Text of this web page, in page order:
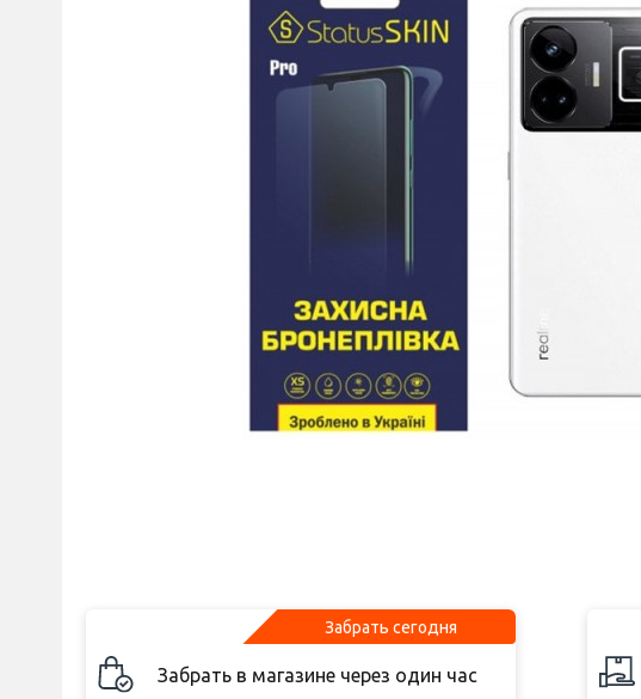
Забрать сегодня
Забрать в магазине через один час